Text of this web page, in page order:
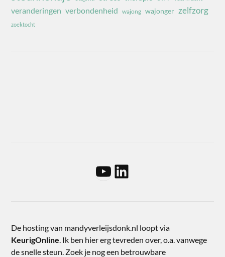
veranderingen verbondenheid wajong wajonger zelfzorg
zoektocht
De hosting van mandyverleijsdonk.nl loopt via
KeurigOnline . Ik ben hier erg tevreden over, o.a. vanwege
de snelle steun. Zoek je nog een betrouwbare